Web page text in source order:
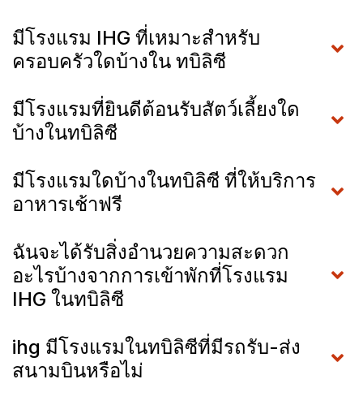
มีโรงแรม IHG ที่เหมาะสำหรับ
ครอบครัวใดบ้างใน ทบิลิซี
มีโรงแรมที่ยินดีต้อนรับสัตว์เลี้ยงใด
บ้างในทบิลิซี
มีโรงแรมใดบ้างในทบิลิซี ที่ให้บริการ
อาหารเช้าฟรี
ฉันจะได้รับสิ่งอำนวยความสะดวก
อะไรบ้างจากการเข้าพักที่โรงแรม
IHG ในทบิลิซี
ihg มีโรงแรมในทบิลิซีที่มีรถรับ-ส่ง
สนามบินหรือไม่